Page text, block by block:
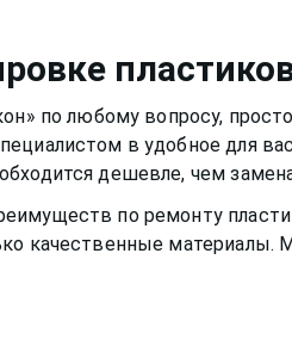
тихими и
по любому вопросу,
в удобное для
дешевле, чем
по ремонту
качественные